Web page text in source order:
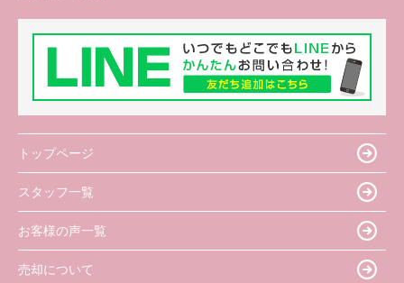
トップページ
スタッフ一覧
お客様の声一覧
売却について